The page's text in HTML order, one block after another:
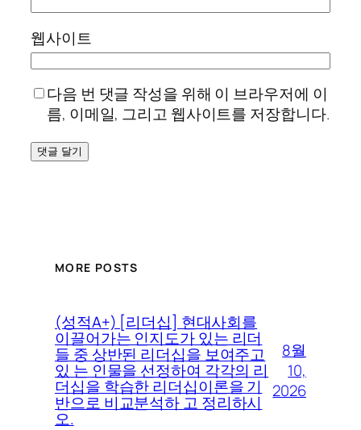
웹사이트
다음 번 댓글 작성을 위해 이 브라우저에 이
름, 이메일, 그리고 웹사이트를 저장합니다.
MORE POSTS
(성적A+) [리더십] 현대사회를
이끌어가는 인지도가 있는 리더
들 중 상반된 리더십을 보여주고
있 는 인물을 선정하여 각각의 리
더십을 학습한 리더십이론을 기
반으로 비교분석하 고 정리하시
오.
8월
10,
2026